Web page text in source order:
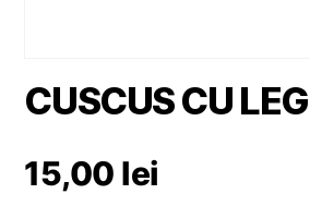
CUSCUS CU
15,00 lei